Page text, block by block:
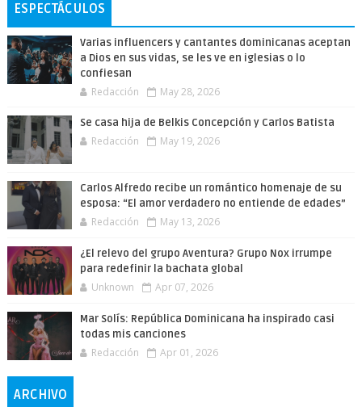
ESPECTÁCULOS
Varias influencers y cantantes dominicanas aceptan
a Dios en sus vidas, se les ve en iglesias o lo
confiesan
Redacción May 28, 2026
Se casa hija de Belkis Concepción y Carlos Batista
Redacción May 19, 2026
Carlos Alfredo recibe un romántico homenaje de su
esposa: “El amor verdadero no entiende de edades”
Redacción May 13, 2026
¿El relevo del grupo Aventura? Grupo Nox irrumpe
para redefinir la bachata global
Unknown Apr 07, 2026
Mar Solís: República Dominicana ha inspirado casi
todas mis canciones
Redacción Apr 01, 2026
ARCHIVO